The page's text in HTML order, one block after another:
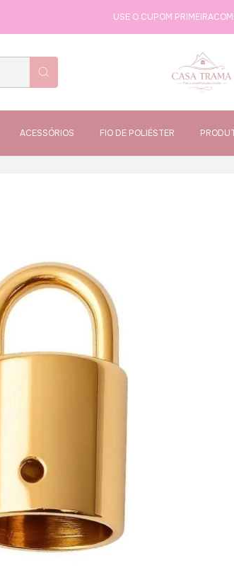
USE O CUPOM PRIMEIRACOMPRA
ACESSÓRIOS FIO DE POLIÉSTER